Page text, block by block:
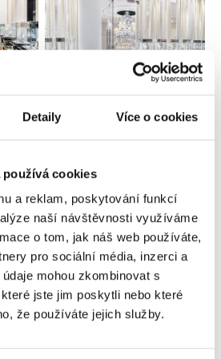
Detaily Více o cookies
používá cookies
a reklam, poskytování funkcí
naší návštěvnosti využíváme
o tom, jak náš web používáte,
pro sociální média, inzerci a
mohou zkombinovat s
jste jim poskytli nebo které
že používáte jejich služby.
Slovensko
00 Ostrava-Moravská Ostrava
+420 603 565 187
09:00
Nový Smíchov, Praha 5
5 - Smíchov
+420 733 546 889